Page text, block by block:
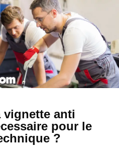
vignette anti
pour le
?